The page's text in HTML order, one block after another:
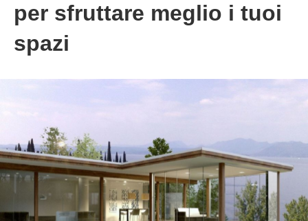
per sfruttare meglio i tuoi
spazi